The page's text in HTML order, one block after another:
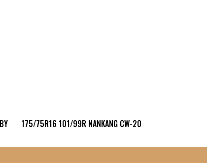
175/75R16 101/99R NANKANG CW-20